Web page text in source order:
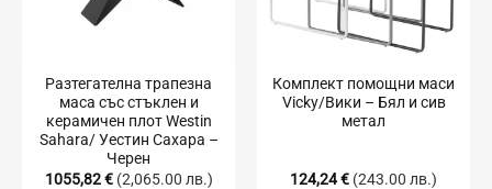
Разтегателна трапезна
маса със стъклен и
керамичен плот Westin
Sahara/ Уестин Сахара –
Черен
1055,82€ (2,065.00 лв.)
Комплект помощни маси
Vicky/Вики – Бял и сив
метал
124,24€ (243.00 лв.)